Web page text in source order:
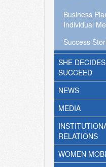
Business
Individual
Success
SHE
SUCCEED
NEWS
MEDIA
RELATIONS
WOMEN